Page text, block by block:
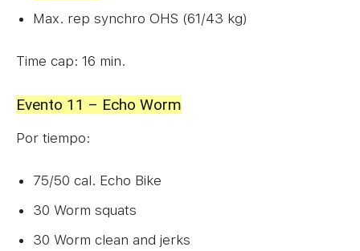
Max. rep synchro OHS (61/43 kg)
Time cap: 16 min.
Evento 11 – Echo Worm
Por tiempo:
75/50 cal. Echo Bike
30 Worm squats
30 Worm clean and jerks